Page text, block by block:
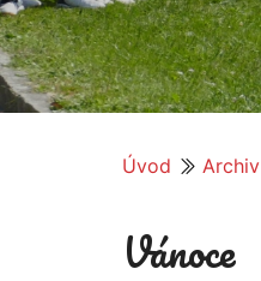
Úvod Archiv
Vánoce